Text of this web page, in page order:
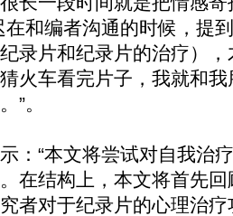
在和编者沟通的时候，提
录片和纪录片的治疗）
火车看完片子，我就和
”。
“本文将尝试对自我治疗
在结构上，本文将首先
者对于纪录片的心理治